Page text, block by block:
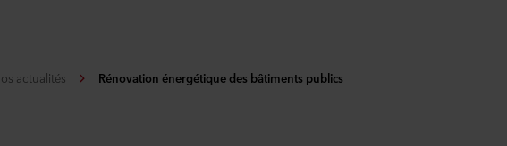
actualités Rénovation énergétique des bâtiments publics